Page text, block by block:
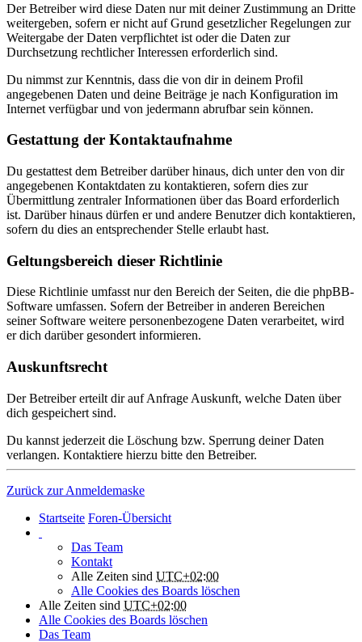
Der Betreiber wird diese Daten nur mit deiner Zustimmung an Dritte
weitergeben, sofern er nicht auf Grund gesetzlicher Regelungen zur
Weitergabe der Daten verpflichtet ist oder die Daten zur
Durchsetzung rechtlicher Interessen erforderlich sind.
Du nimmst zur Kenntnis, dass die von dir in deinem Profil
angegebenen Daten und deine Beiträge je nach Konfiguration im
Internet verfügbar und von jedermann abrufbar sein können.
Gestattung der Kontaktaufnahme
Du gestattest dem Betreiber darüber hinaus, dich unter den von dir
angegebenen Kontaktdaten zu kontaktieren, sofern dies zur
Übermittlung zentraler Informationen über das Board erforderlich
ist. Darüber hinaus dürfen er und andere Benutzer dich kontaktieren,
sofern du dies an entsprechender Stelle erlaubt hast.
Geltungsbereich dieser Richtlinie
Diese Richtlinie umfasst nur den Bereich der Seiten, die die phpBB-
Software umfassen. Sofern der Betreiber in anderen Bereichen
seiner Software weitere personenbezogene Daten verarbeitet, wird
er dich darüber gesondert informieren.
Auskunftsrecht
Der Betreiber erteilt dir auf Anfrage Auskunft, welche Daten über
dich gespeichert sind.
Du kannst jederzeit die Löschung bzw. Sperrung deiner Daten
verlangen. Kontaktiere hierzu bitte den Betreiber.
Zurück zur Anmeldemaske
Startseite Foren-Übersicht
Das Team
Kontakt
Alle Zeiten sind UTC+02:00
Alle Cookies des Boards löschen
Alle Zeiten sind UTC+02:00
Alle Cookies des Boards löschen
Das Team